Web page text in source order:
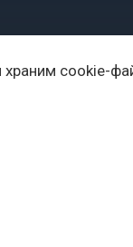
cookie-